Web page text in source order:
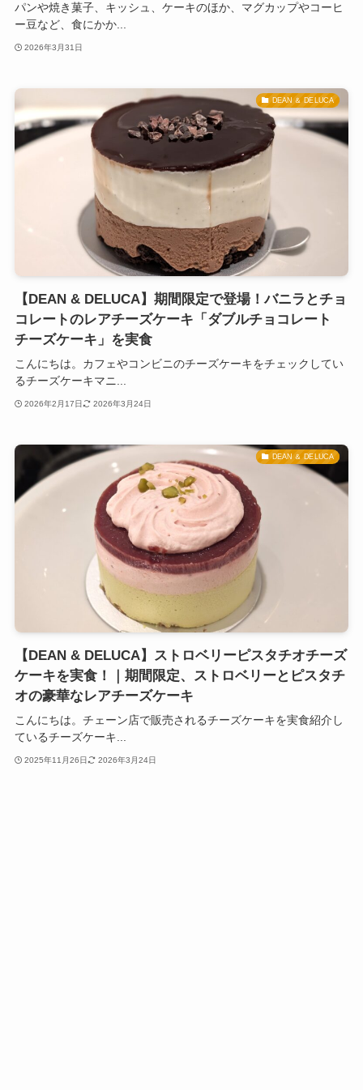
パンや焼き菓子、キッシュ、ケーキのほか、マグカップやコーヒ
ー豆など、食にかか...
2026年3月31日
DEAN ＆ DELUCA
【DEAN & DELUCA】期間限定で登場！バニラとチョ
コレートのレアチーズケーキ「ダブルチョコレート
チーズケーキ」を実食
こんにちは。カフェやコンビニのチーズケーキをチェックしてい
るチーズケーキマニ...
2026年2月17日 2026年3月24日
DEAN ＆ DELUCA
【DEAN & DELUCA】ストロベリーピスタチオチーズ
ケーキを実食！｜期間限定、ストロベリーとピスタチ
オの豪華なレアチーズケーキ
こんにちは。チェーン店で販売されるチーズケーキを実食紹介し
ているチーズケーキ...
2025年11月26日 2026年3月24日